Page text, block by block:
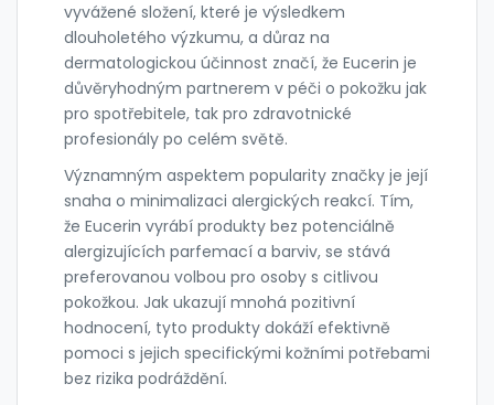
vyvážené složení, které je výsledkem
dlouholetého výzkumu, a důraz na
dermatologickou účinnost značí, že Eucerin je
důvěryhodným partnerem v péči o pokožku jak
pro spotřebitele, tak pro zdravotnické
profesionály po celém světě.
Významným aspektem popularity značky je její
snaha o minimalizaci alergických reakcí. Tím,
že Eucerin vyrábí produkty bez potenciálně
alergizujících parfemací a barviv, se stává
preferovanou volbou pro osoby s citlivou
pokožkou. Jak ukazují mnohá pozitivní
hodnocení, tyto produkty dokáží efektivně
pomoci s jejich specifickými kožními potřebami
bez rizika podráždění.